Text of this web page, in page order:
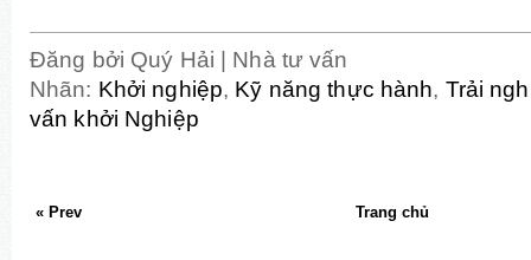
Đăng bởi Quý Hải | Nhà tư vấn
Nhãn: Khởi nghiệp, Kỹ năng thực hành, Trải
vấn khởi Nghiệp
« Prev Trang chủ